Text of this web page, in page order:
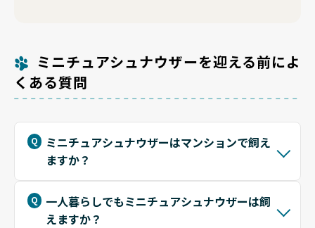
水分摂取を促し、定期的な検診で早期発見を心がけまし
ょう。
ミニチュアシュナウザーを迎える前によ
くある質問
ミニチュアシュナウザーはマンションで飼え
ますか？
一人暮らしでもミニチュアシュナウザーは飼
えますか？